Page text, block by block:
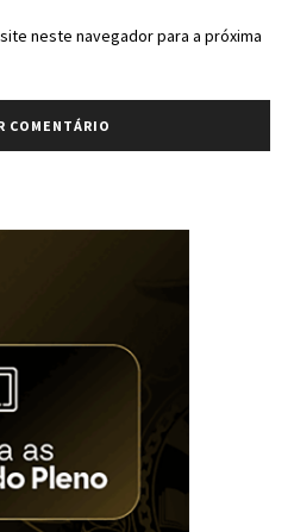
neste navegador para a próxima